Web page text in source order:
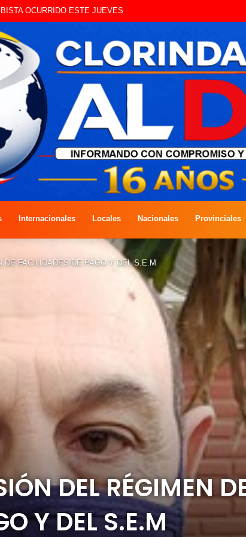
SIN ILUMINACIÓN
Internacionales Locales Nacionales Provinciales
DE FACILIDADES DE PAGO Y DEL S.E.M
DEL RÉGIMEN
Y DEL S.E.M